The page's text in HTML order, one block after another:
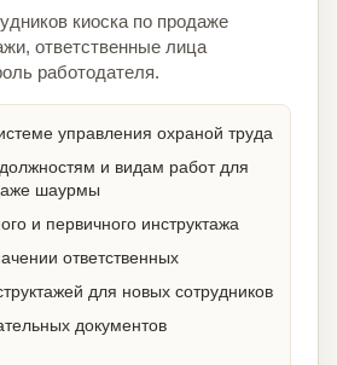
киоска по продаже
ответственные лица
работодателя.
управления охраной труда
и видам работ для
шаурмы
и первичного инструктажа
ответственных
для новых сотрудников
документов